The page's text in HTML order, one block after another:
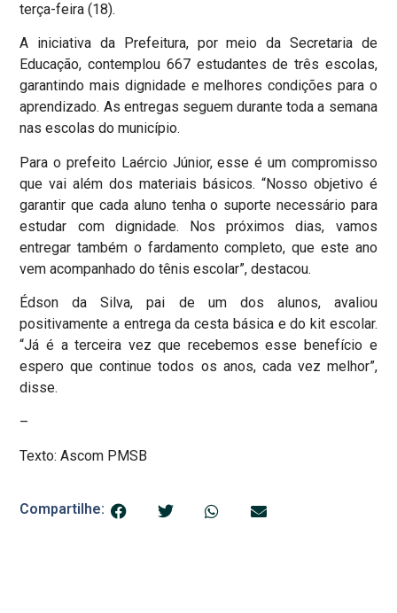
terça-feira (18).
A iniciativa da Prefeitura, por meio da Secretaria de
Educação, contemplou 667 estudantes de três escolas,
garantindo mais dignidade e melhores condições para o
aprendizado. As entregas seguem durante toda a semana
nas escolas do município.
Para o prefeito Laércio Júnior, esse é um compromisso
que vai além dos materiais básicos. “Nosso objetivo é
garantir que cada aluno tenha o suporte necessário para
estudar com dignidade. Nos próximos dias, vamos
entregar também o fardamento completo, que este ano
vem acompanhado do tênis escolar”, destacou.
Édson da Silva, pai de um dos alunos, avaliou
positivamente a entrega da cesta básica e do kit escolar.
“Já é a terceira vez que recebemos esse benefício e
espero que continue todos os anos, cada vez melhor”,
disse.
–
Texto: Ascom PMSB
Compartilhe: